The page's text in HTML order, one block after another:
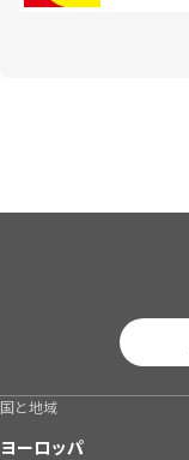
国と地域
ヨーロッパ